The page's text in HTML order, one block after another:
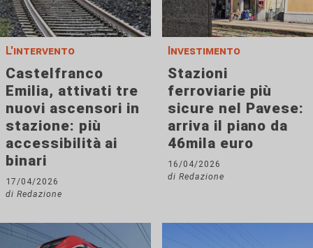
L'intervento
Castelfranco
Emilia, attivati tre
nuovi ascensori in
stazione: più
accessibilità ai
binari
17/04/2026
di Redazione
Investimento
Stazioni
ferroviarie più
sicure nel Pavese:
arriva il piano da
46mila euro
16/04/2026
di Redazione